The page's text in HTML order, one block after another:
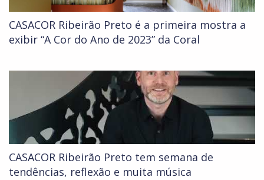
CASACOR Ribeirão Preto é a primeira mostra a
exibir “A Cor do Ano de 2023” da Coral
CASACOR Ribeirão Preto tem semana de
tendências, reflexão e muita música